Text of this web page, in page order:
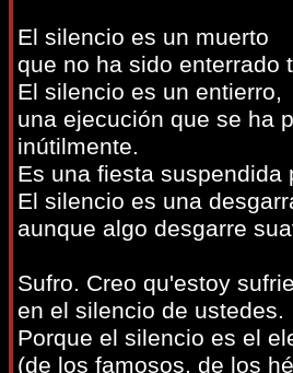
El silencio es un muerto
que no ha sido enterrado
El silencio es un entierro,
una ejecución que se ha
inútilmente.
Es una fiesta suspendida
El silencio es una
aunque algo desgarre
Sufro. Creo qu'estoy
en el silencio de ustedes.
Porque el silencio es el
(de los famosos, de los